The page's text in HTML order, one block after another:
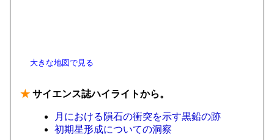
大きな地図で見る
★ サイエンス誌ハイライトから。
月における隕石の衝突を示す黒鉛の跡
初期星形成についての洞察